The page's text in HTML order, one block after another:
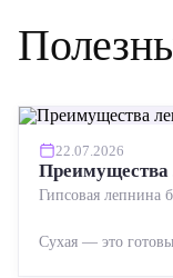
22.07.2026
Преимущества
Гипсовая лепнина
Сухая — это